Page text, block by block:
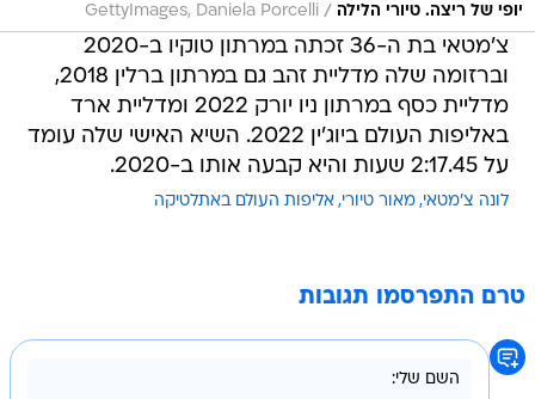
יופי של ריצה. טיורי הלילה /
GettyImages, Daniela Porcelli
צ'מטאי בת ה-36 זכתה במרתון טוקיו ב-2020
וברזומה שלה מדליית זהב גם במרתון ברלין 2018,
מדליית כסף במרתון ניו יורק 2022 ומדליית ארד
באליפות העולם ביוג'ין 2022. השיא האישי שלה עומד
על 2:17.45 שעות והיא קבעה אותו ב-2020.
לונה צ'מטאי מאור טיורי אליפות העולם באתלטיקה
טרם התפרסמו תגובות